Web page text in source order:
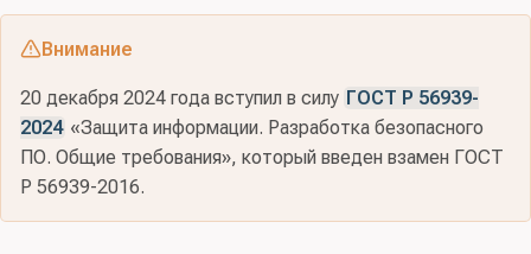
Внимание
20 декабря 2024 года вступил в силу ГОСТ Р 56939-
2024 «Защита информации. Разработка безопасного
ПО. Общие требования», который введен взамен ГОСТ
Р 56939-2016.